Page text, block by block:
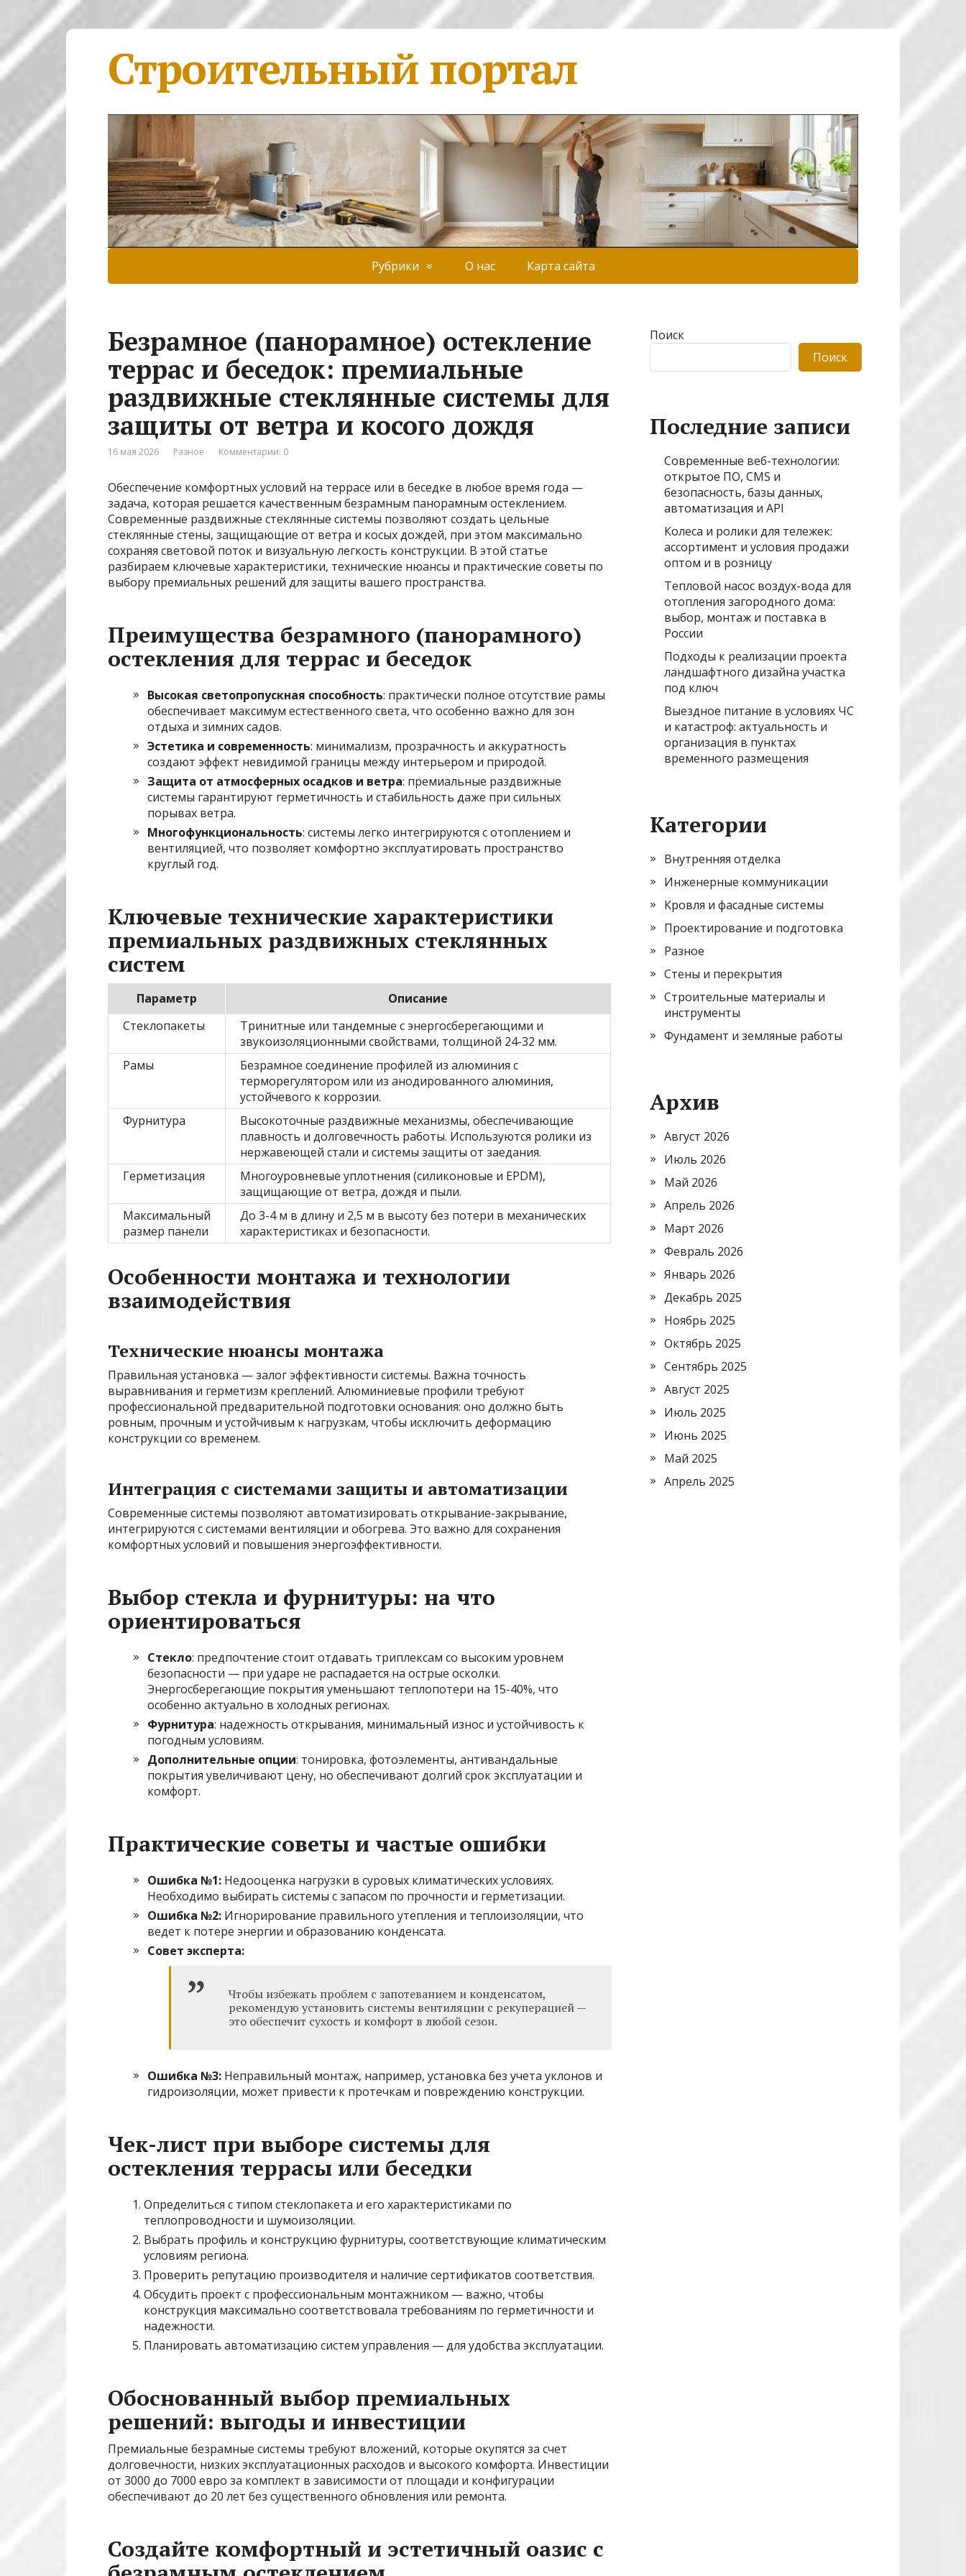
Строительный портал
Рубрики О нас Карта сайта
Безрамное (панорамное) остекление
террас и беседок: премиальные
раздвижные стеклянные системы для
защиты от ветра и косого дождя
16 мая 2026 Разное Комментарии: 0
Обеспечение комфортных условий на террасе или в беседке в любое время года —
задача, которая решается качественным безрамным панорамным остеклением.
Современные раздвижные стеклянные системы позволяют создать цельные
стеклянные стены, защищающие от ветра и косых дождей, при этом максимально
сохраняя световой поток и визуальную легкость конструкции. В этой статье
разбираем ключевые характеристики, технические нюансы и практические советы по
выбору премиальных решений для защиты вашего пространства.
Преимущества безрамного (панорамного)
остекления для террас и беседок
Высокая светопропускная способность: практически полное отсутствие рамы
обеспечивает максимум естественного света, что особенно важно для зон
отдыха и зимних садов.
Эстетика и современность: минимализм, прозрачность и аккуратность
создают эффект невидимой границы между интерьером и природой.
Защита от атмосферных осадков и ветра: премиальные раздвижные
системы гарантируют герметичность и стабильность даже при сильных
порывах ветра.
Многофункциональность: системы легко интегрируются с отоплением и
вентиляцией, что позволяет комфортно эксплуатировать пространство
круглый год.
Ключевые технические характеристики
премиальных раздвижных стеклянных
систем
Параметр
Описание
Стеклопакеты
Тринитные или тандемные с энергосберегающими и
звукоизоляционными свойствами, толщиной 24-32 мм.
Рамы
Безрамное соединение профилей из алюминия с
терморегулятором или из анодированного алюминия,
устойчевого к коррозии.
Фурнитура
Высокоточные раздвижные механизмы, обеспечивающие
плавность и долговечность работы. Используются ролики из
нержавеющей стали и системы защиты от заедания.
Герметизация
Многоуровневые уплотнения (силиконовые и EPDM),
защищающие от ветра, дождя и пыли.
Максимальный
размер панели
До 3-4 м в длину и 2,5 м в высоту без потери в механических
характеристиках и безопасности.
Особенности монтажа и технологии
взаимодействия
Технические нюансы монтажа
Правильная установка — залог эффективности системы. Важна точность
выравнивания и герметизм креплений. Алюминиевые профили требуют
профессиональной предварительной подготовки основания: оно должно быть
ровным, прочным и устойчивым к нагрузкам, чтобы исключить деформацию
конструкции со временем.
Интеграция с системами защиты и автоматизации
Современные системы позволяют автоматизировать открывание-закрывание,
интегрируются с системами вентиляции и обогрева. Это важно для сохранения
комфортных условий и повышения энергоэффективности.
Выбор стекла и фурнитуры: на что
ориентироваться
Стекло: предпочтение стоит отдавать триплексам со высоким уровнем
безопасности — при ударе не распадается на острые осколки.
Энергосберегающие покрытия уменьшают теплопотери на 15-40%, что
особенно актуально в холодных регионах.
Фурнитура: надежность открывания, минимальный износ и устойчивость к
погодным условиям.
Дополнительные опции: тонировка, фотоэлементы, антивандальные
покрытия увеличивают цену, но обеспечивают долгий срок эксплуатации и
комфорт.
Практические советы и частые ошибки
Ошибка №1: Недооценка нагрузки в суровых климатических условиях.
Необходимо выбирать системы с запасом по прочности и герметизации.
Ошибка №2: Игнорирование правильного утепления и теплоизоляции, что
ведет к потере энергии и образованию конденсата.
Совет эксперта:
Чтобы избежать проблем с запотеванием и конденсатом,
рекомендую установить системы вентиляции с рекуперацией —
это обеспечит сухость и комфорт в любой сезон.
Ошибка №3: Неправильный монтаж, например, установка без учета уклонов и
гидроизоляции, может привести к протечкам и повреждению конструкции.
Чек-лист при выборе системы для
остекления террасы или беседки
Определиться с типом стеклопакета и его характеристиками по
теплопроводности и шумоизоляции.
Выбрать профиль и конструкцию фурнитуры, соответствующие климатическим
условиям региона.
Проверить репутацию производителя и наличие сертификатов соответствия.
Обсудить проект с профессиональным монтажником — важно, чтобы
конструкция максимально соответствовала требованиям по герметичности и
надежности.
Планировать автоматизацию систем управления — для удобства эксплуатации.
Обоснованный выбор премиальных
решений: выгоды и инвестиции
Премиальные безрамные системы требуют вложений, которые окупятся за счет
долговечности, низких эксплуатационных расходов и высокого комфорта. Инвестиции
от 3000 до 7000 евро за комплект в зависимости от площади и конфигурации
обеспечивают до 20 лет без существенного обновления или ремонта.
Создайте комфортный и эстетичный оазис с
Поиск
Поиск
Последние записи
Современные веб-технологии:
открытое ПО, CMS и
безопасность, базы данных,
автоматизация и API
Колеса и ролики для тележек:
ассортимент и условия продажи
оптом и в розницу
Тепловой насос воздух-вода для
отопления загородного дома:
выбор, монтаж и поставка в
России
Подходы к реализации проекта
ландшафтного дизайна участка
под ключ
Выездное питание в условиях ЧС
и катастроф: актуальность и
организация в пунктах
временного размещения
Категории
Внутренняя отделка
Инженерные коммуникации
Кровля и фасадные системы
Проектирование и подготовка
Разное
Стены и перекрытия
Строительные материалы и
инструменты
Фундамент и земляные работы
Архив
Август 2026
Июль 2026
Май 2026
Апрель 2026
Март 2026
Февраль 2026
Январь 2026
Декабрь 2025
Ноябрь 2025
Октябрь 2025
Сентябрь 2025
Август 2025
Июль 2025
Июнь 2025
Май 2025
Апрель 2025